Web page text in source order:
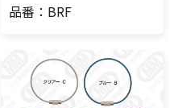
品番：BRF